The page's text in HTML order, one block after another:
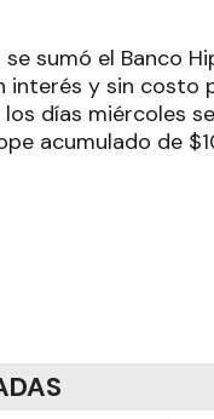
se sumó el Banco
interés y sin costo
días miércoles
acumulado de